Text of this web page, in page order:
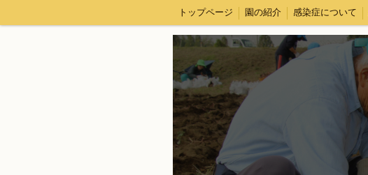
トップページ 園の紹介 感染症について